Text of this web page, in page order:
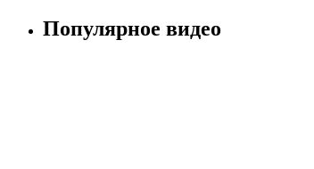
Популярное видео